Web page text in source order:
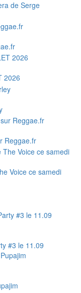
de Serge
2026
Reggae.fr
Voice ce samedi
#3 le 11.09